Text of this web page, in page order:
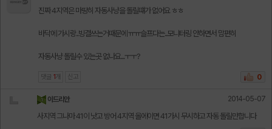
진짜 4지역은 마땅히 자동사냥을 돌릴떄가 없어요 ㅎㅎ
바닥에 가시랑..빙결쓰는거때문에 ㅠㅠ슬프다는..모니터링 안하면서 맘편히
자동사냥 돌릴수 있는곳 없나요...ㅜㅜ?
댓글 1 개 신고 0
이드리안 2014-05-07
사지역 그나마 41이 낫고 방어 4지역 올에이면 41가시 무시하고 자동 돌릴만합니다